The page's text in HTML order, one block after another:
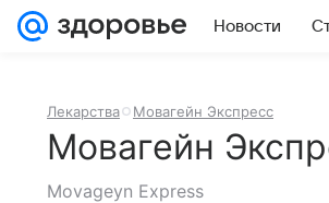
Новости
Лекарства Мовагейн Экспресс
Мовагейн
Movageyn Express